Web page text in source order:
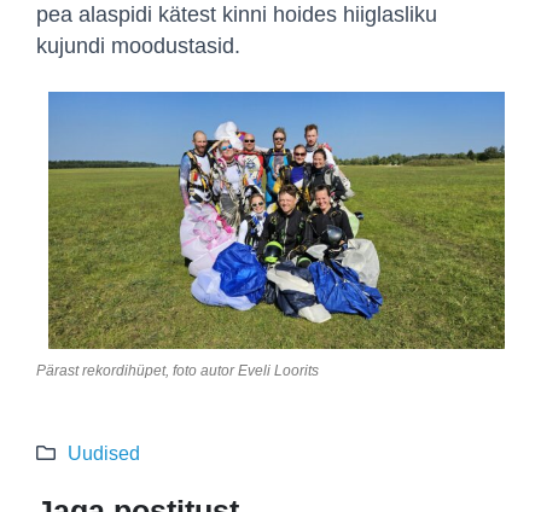
pea alaspidi kätest kinni hoides hiiglasliku
kujundi moodustasid.
Pärast rekordihüpet, foto autor Eveli Loorits
Uudised